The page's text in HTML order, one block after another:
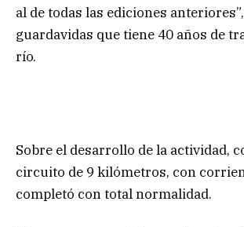
al de todas las ediciones
guardavidas que tiene 40 años de
río.
Sobre el desarrollo de la actividad,
circuito de 9 kilómetros, con
completó con total normalidad.